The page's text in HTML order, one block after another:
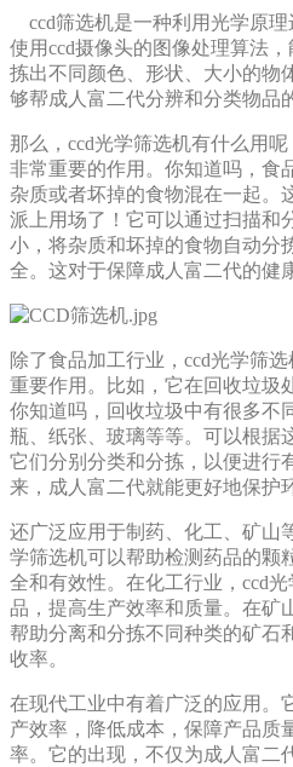
ccd筛选机是一种利用光学原理
使用ccd摄像头的图像处理算法
拣出不同颜色、形状、大小的物
够帮成人富二代分辨和分类物品的机
那么，ccd光学筛选机有什么用
非常重要的作用。你知道吗
杂质或者坏掉的食物混在一起。
派上用场了！它可以通过扫描
小，将杂质和坏掉的食物自动分
全。这对于保障成人富二代的健康
除了食品加工行业，ccd光学
重要作用。比如，它在回收垃
你知道吗，回收垃圾中有很多不
瓶、纸张、玻璃等等。可以
它们分别分类和分拣，以便进行
来，成人富二代就能更好地保护环
还广泛应用于制药、化工、矿山
学筛选机可以帮助检测药品的颗粒
全和有效性。在化工行业，
品，提高生产效率和质量。在
帮助分离和分拣不同种类的矿石和
收率。
在现代工业中有着广泛的应用
产效率，降低成本，保障产品质
率。它的出现，不仅为成人富